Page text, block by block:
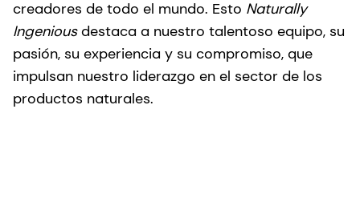
creadores de todo el mundo. Esto Naturally
Ingeniousdestaca a nuestro talentoso equipo, su
pasión, su experiencia y su compromiso, que
impulsan nuestro liderazgo en el sector de los
productos naturales.